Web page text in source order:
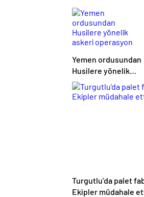
Yemen ordusundan
Husilere yönelik
askeri operasyon
Turgutlu’da palet
Ekipler müdahale